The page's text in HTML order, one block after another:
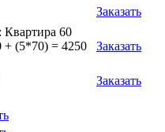
Заказать
Квартира 60
+ (5*70) = 4250
Заказать
Заказать